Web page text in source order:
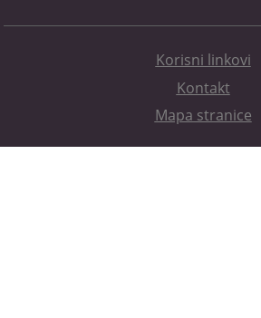
Korisni linkovi
Kontakt
Mapa stranice